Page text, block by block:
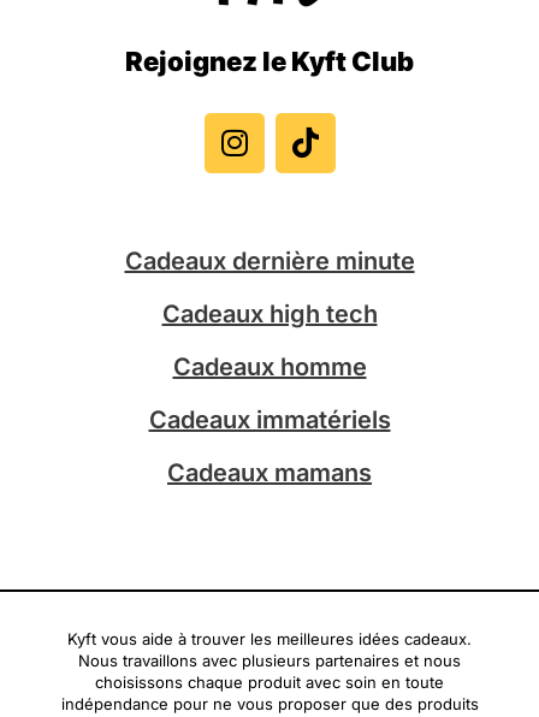
Rejoignez le Kyft Club
n
s
t
r
a
m
i
k
t
Cadeaux dernière minute
Cadeaux high tech
Cadeaux homme
Cadeaux immatériels
Cadeaux mamans
Kyft vous aide à trouver les meilleures idées cadeaux.
Nous travaillons avec plusieurs partenaires et nous
choisissons chaque produit avec soin en toute
indépendance pour ne vous proposer que des produits